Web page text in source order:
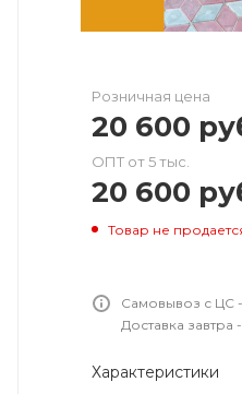
Розничная цена
20 600
ОПТ от 5 тыс.
20 600
Товар не
Самовывоз с ЦС
Доставка
Характеристики